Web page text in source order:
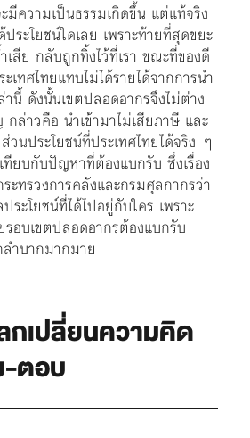
มีความเป็นธรรมเกิดขึ้น แต่แท้จริง
ประโยชน์ใดเลย เพราะท้ายที่สุดขยะ
สีย กลับถูกทิ้งไว้ที่เรา ขณะที่ของดี
ทศไทยแทบไม่ได้รายได้จากการนำ
านี้ ดังนั้นเขตปลอดอากรจึงไม่ต่าง
ล่าวคือ นำเข้ามาไม่เสียภาษี และ
วนประโยชน์ที่ประเทศไทยได้จริง ๆ
ทียบกับปัญหาที่ต้องแบกรับ ซึ่งเรื่อง
ะทรวงการคลังและกรมศุลกากรว่า
ระโยชน์ที่ได้ไปอยู่กับใคร เพราะ
อบเขตปลอดอากรต้องแบกรับ
ำบากมากมาย
กเปลี่ยนความคิด
-ตอบ